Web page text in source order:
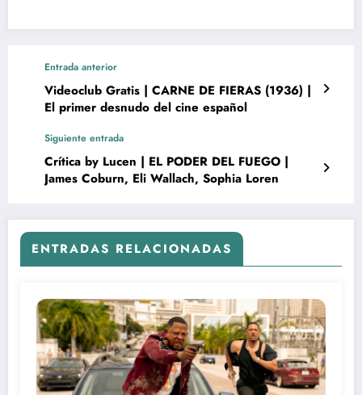
Entrada anterior
Videoclub Gratis | CARNE DE FIERAS (1936) |
El primer desnudo del cine español
Siguiente entrada
Crítica by Lucen | EL PODER DEL FUEGO |
James Coburn, Eli Wallach, Sophia Loren
ENTRADAS RELACIONADAS